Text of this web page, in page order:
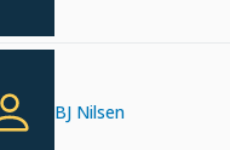
BJ Nilsen